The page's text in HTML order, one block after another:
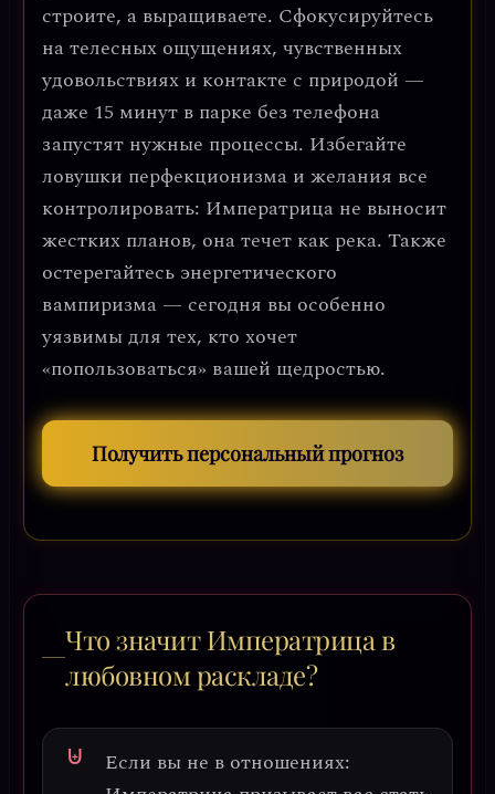
строите, а выращиваете. Сфокусируйтесь
на телесных ощущениях, чувственных
удовольствиях и контакте с природой —
даже 15 минут в парке без телефона
запустят нужные процессы. Избегайте
ловушки перфекционизма и желания все
контролировать: Императрица не выносит
жестких планов, она течет как река. Также
остерегайтесь энергетического
вампиризма — сегодня вы особенно
уязвимы для тех, кто хочет
«попользоваться» вашей щедростью.
Получить персональный прогноз
Что значит Императрица в
любовном раскладе?
Если вы не в отношениях: